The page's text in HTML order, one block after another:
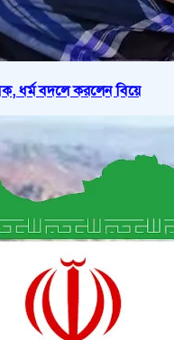
ধর্ম বদলে করলেন বিয়ে